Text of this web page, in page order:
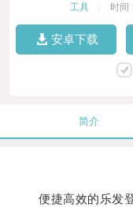
工具 时间
安卓下载
简介
便捷高效的乐发登